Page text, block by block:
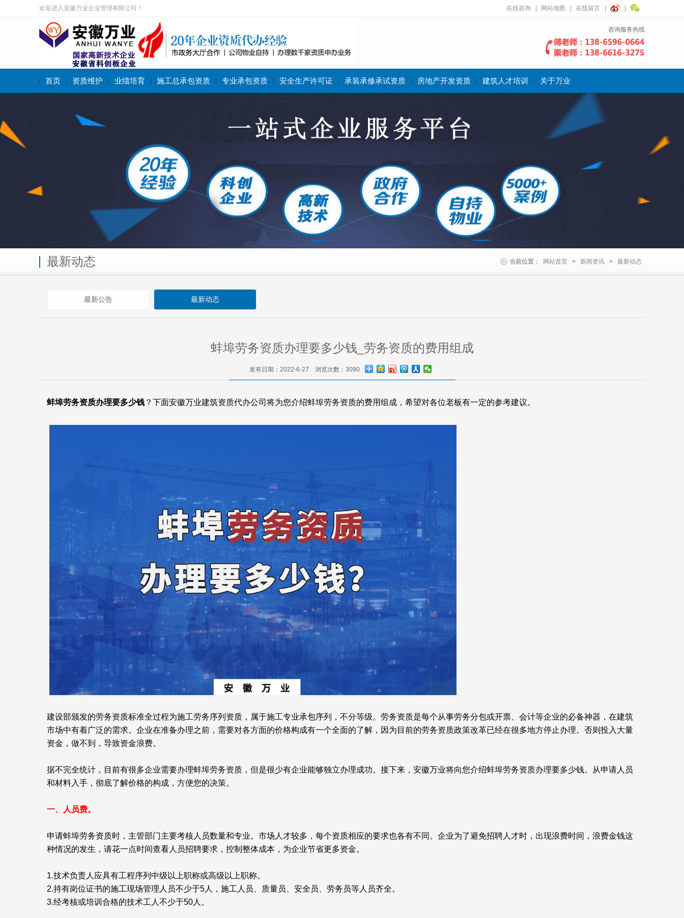
欢迎进入安徽万业企业管理有限公司！ 在线咨询 网站地图 在线留言
咨询服务热线
首页 资质维护 业绩培育 施工总承包资质 专业承包资质 安全生产许可证 承装承修承试资质 房地产开发资质 建筑人才培训 关于万业
搜索关键字： 施工总承包资质 专业承包资质 施工劳务资质
最新动态 当前位置： 网站首页 > 新闻资讯 > 最新动态
最新公告 最新动态
蚌埠劳务资质办理要多少钱_劳务资质的费用组成
发布日期：2022-6-27 浏览次数：3090
蚌埠劳务资质办理要多少钱 ？下面安徽万业建筑资质代办公司将为您介绍蚌埠劳务资质的费用组成，希望对各位老板有一定的参考建议。
建设部颁发的劳务资质标准全过程为施工劳务序列资质，属于施工专业承包序列，不分等级。劳务资质是每个从事劳务分包或开票、会计等企业的必备神器，在建筑
市场中有着广泛的需求。企业在准备办理之前，需要对各方面的价格构成有一个全面的了解，因为目前的劳务资质政策改革已经在很多地方停止办理。否则投入大量
资金，做不到，导致资金浪费。
据不完全统计，目前有很多企业需要办理蚌埠劳务资质，但是很少有企业能够独立办理成功。接下来，安徽万业将向您介绍蚌埠劳务资质办理要多少钱。从申请人员
和材料入手，彻底了解价格的构成，方便您的决策。
一、人员费。
申请蚌埠劳务资质时，主管部门主要考核人员数量和专业。市场人才较多，每个资质相应的要求也各有不同。企业为了避免招聘人才时，出现浪费时间，浪费金钱这
种情况的发生，请花一点时间查看人员招聘要求，控制整体成本，为企业节省更多资金。
1.技术负责人应具有工程序列中级以上职称或高级以上职称。
2.持有岗位证书的施工现场管理人员不少于5人，施工人员、质量员、安全员、劳务员等人员齐全。
3.经考核或培训合格的技术工人不少于50人。